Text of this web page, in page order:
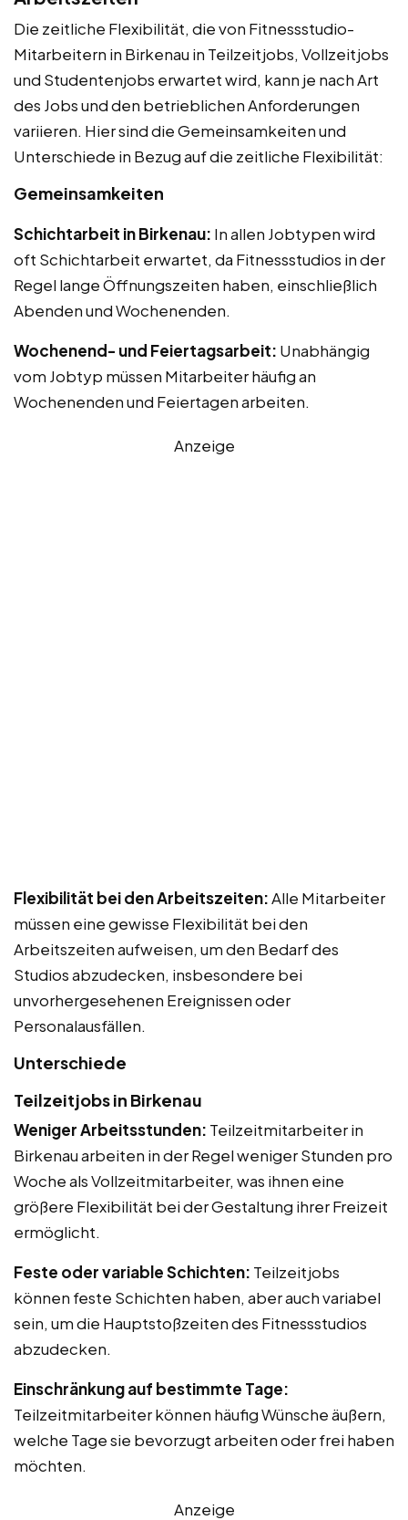
Die zeitliche Flexibilität, die von Fitnessstudio-
Mitarbeitern in Birkenau in Teilzeitjobs, Vollzeitjobs
und Studentenjobs erwartet wird, kann je nach Art
des Jobs und den betrieblichen Anforderungen
variieren. Hier sind die Gemeinsamkeiten und
Unterschiede in Bezug auf die zeitliche Flexibilität:
Gemeinsamkeiten
Schichtarbeit in Birkenau: In allen Jobtypen wird
oft Schichtarbeit erwartet, da Fitnessstudios in der
Regel lange Öffnungszeiten haben, einschließlich
Abenden und Wochenenden.
Wochenend- und Feiertagsarbeit: Unabhängig
vom Jobtyp müssen Mitarbeiter häufig an
Wochenenden und Feiertagen arbeiten.
Anzeige
Flexibilität bei den Arbeitszeiten:Alle Mitarbeiter
müssen eine gewisse Flexibilität bei den
Arbeitszeiten aufweisen, um den Bedarf des
Studios abzudecken, insbesondere bei
unvorhergesehenen Ereignissen oder
Personalausfällen.
Unterschiede
Teilzeitjobs in Birkenau
Weniger Arbeitsstunden: Teilzeitmitarbeiter in
Birkenau arbeiten in der Regel weniger Stunden pro
Woche als Vollzeitmitarbeiter, was ihnen eine
größere Flexibilität bei der Gestaltung ihrer Freizeit
ermöglicht.
Feste oder variable Schichten: Teilzeitjobs
können feste Schichten haben, aber auch variabel
sein, um die Hauptstoßzeiten des Fitnessstudios
abzudecken.
Einschränkung auf bestimmte Tage:
Teilzeitmitarbeiter können häufig Wünsche äußern,
welche Tage sie bevorzugt arbeiten oder frei haben
möchten.
Anzeige